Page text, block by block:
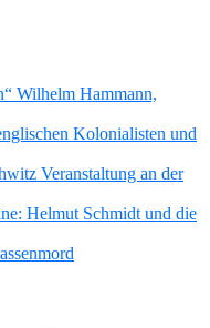
Wilhelm Hammann,
Kolonialisten und
Veranstaltung an der
Helmut Schmidt und die